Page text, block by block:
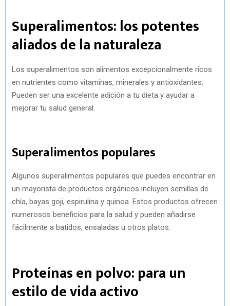
Superalimentos: los potentes
aliados de la naturaleza
Los superalimentos son alimentos excepcionalmente ricos
en nutrientes como vitaminas, minerales y antioxidantes.
Pueden ser una excelente adición a tu dieta y ayudar a
mejorar tu salud general.
Superalimentos populares
Algunos superalimentos populares que puedes encontrar en
un mayorista de productos orgánicos incluyen semillas de
chía, bayas goji, espirulina y quinoa. Estos productos ofrecen
numerosos beneficios para la salud y pueden añadirse
fácilmente a batidos, ensaladas u otros platos.
Proteínas en polvo: para un
estilo de vida activo